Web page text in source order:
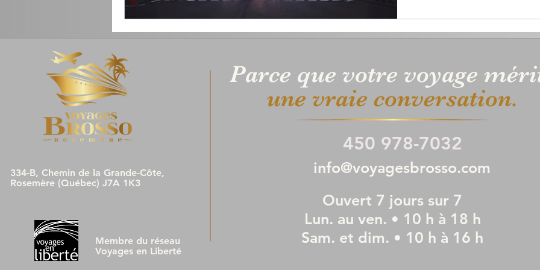
Parce que votre voyage
une vraie conversation.
450 978-7032
334-B, Chemin de la Grande-Côte,
Rosemère (Québec) J7A 1K3
Membre du réseau
Voyages en Liberté
info@voyagesbrosso.com
Ouvert 7 jours sur 7
Lun. au ven. • 10 h à 18 h
Sam. et dim. • 10 h à 16 h